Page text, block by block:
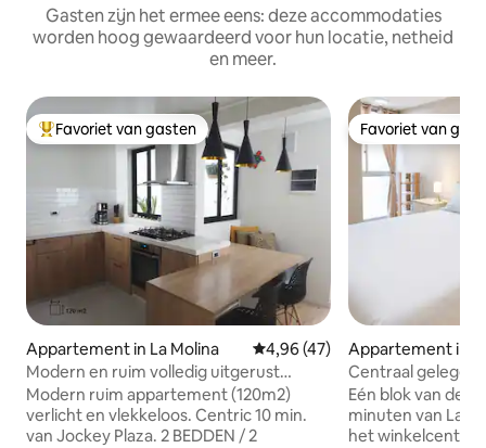
Gasten zijn het ermee eens: deze accommodaties
worden hoog gewaardeerd voor hun locatie, netheid
en meer.
Topfavoriet van gasten
Favoriet van gasten
Appartement in La Molina Gemiddelde beoordeling van
4,96 (47)
Modern en ruim volledig uitgerust
kantoor
Modern ruim appartement (120m2)
verlicht en vlekkeloos. Centric 10 min.
van Jockey Plaza. 2 BEDDEN / 2
Favoriet van
Favoriet van
Appartement in
Centraal gelegen
en gezellig.
Eén blok van de
minuten van La
het